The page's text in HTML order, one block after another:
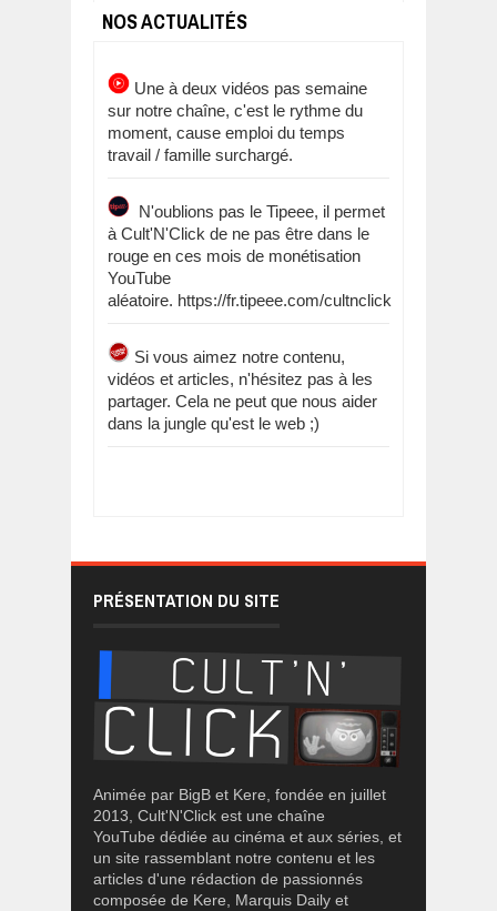
NOS ACTUALITÉS
Une à deux vidéos pas semaine
sur notre chaîne, c'est le rythme du
moment, cause emploi du temps
travail / famille surchargé.
N'oublions pas le Tipeee, il permet
à Cult'N'Click de ne pas être dans le
rouge en ces mois de monétisation
YouTube
aléatoire. https://fr.tipeee.com/cultnclick
Si vous aimez notre contenu,
vidéos et articles, n'hésitez pas à les
partager. Cela ne peut que nous aider
dans la jungle qu'est le web ;)
PRÉSENTATION DU SITE
Animée par BigB et Kere, fondée en juillet
2013, Cult'N'Click est une chaîne
YouTube dédiée au cinéma et aux séries, et
un site rassemblant notre contenu et les
articles d'une rédaction de passionnés
composée de Kere, Marquis Daily et